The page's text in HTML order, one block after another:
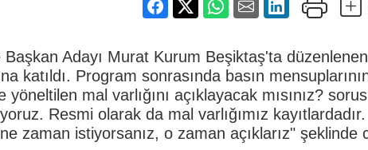
Adayı Murat Kurum Beşiktaş'ta düzenlenen
katıldı. Program sonrasında basın
mal varlığını açıklayacak mısınız?
Resmi olarak da mal varlığımız kayıtlardadır.
zaman istiyorsanız, o zaman açıklarız" şeklinde